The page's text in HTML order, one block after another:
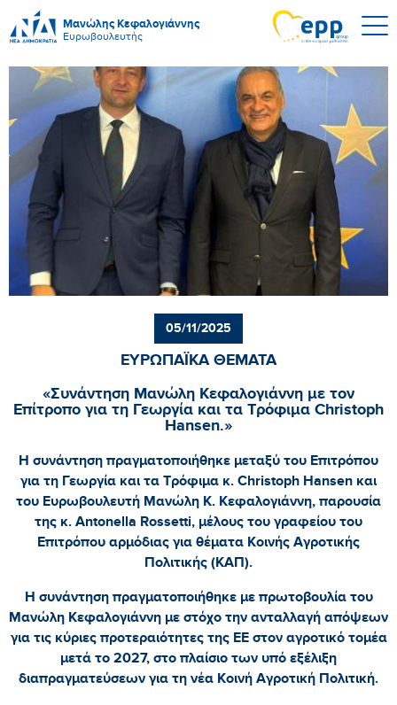
Μανώλης Κεφαλογιάννης
Ευρωβουλευτής
05/11/2025
ΕΥΡΩΠΑΪΚΑ ΘΕΜΑΤΑ
«Συνάντηση Μανώλη Κεφαλογιάννη με τον
Επίτροπο για τη Γεωργία και τα Τρόφιμα Christoph
Hansen.»
Η συνάντηση πραγματοποιήθηκε μεταξύ του Επιτρόπου
για τη Γεωργία και τα Τρόφιμα κ. Christoph Hansen και
του Ευρωβουλευτή Μανώλη Κ. Κεφαλογιάννη, παρουσία
της κ. Antonella Rossetti, μέλους του γραφείου του
Επιτρόπου αρμόδιας για θέματα Κοινής Αγροτικής
Πολιτικής (ΚΑΠ).
Η συνάντηση πραγματοποιήθηκε με πρωτοβουλία του
Μανώλη Κεφαλογιάννη με στόχο την ανταλλαγή απόψεων
για τις κύριες προτεραιότητες της ΕΕ στον αγροτικό τομέα
μετά το 2027, στο πλαίσιο των υπό εξέλιξη
διαπραγματεύσεων για τη νέα Κοινή Αγροτική Πολιτική.